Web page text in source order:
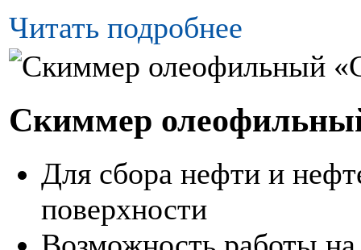
Читать подробнее
Скиммер
Для сбора нефти и
поверхности